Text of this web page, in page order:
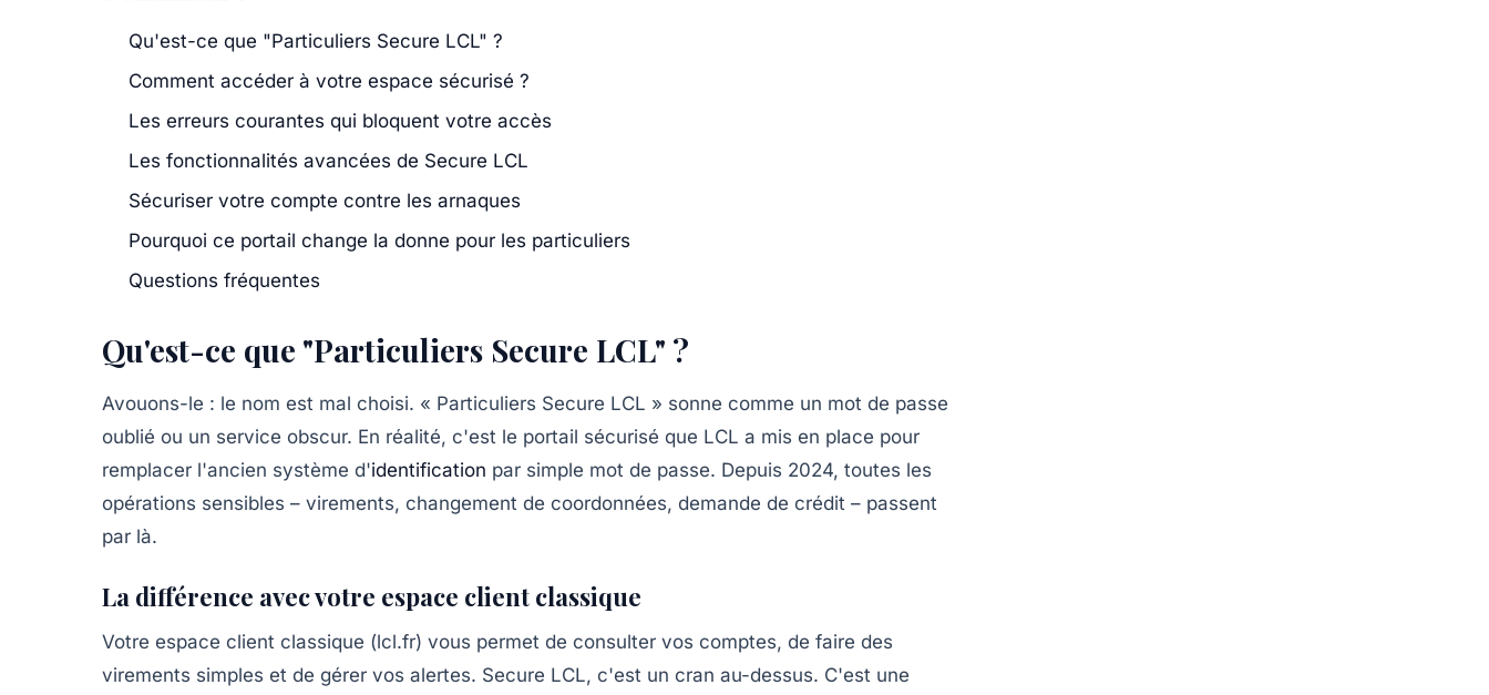
Qu'est-ce que "Particuliers Secure LCL" ?
Comment accéder à votre espace sécurisé ?
Les erreurs courantes qui bloquent votre accès
Les fonctionnalités avancées de Secure LCL
Sécuriser votre compte contre les arnaques
Pourquoi ce portail change la donne pour les particuliers
Questions fréquentes
Qu'est-ce que "Particuliers Secure LCL" ?
Avouons-le : le nom est mal choisi. « Particuliers Secure LCL » sonne comme un mot de passe
oublié ou un service obscur. En réalité, c'est le portail sécurisé que LCL a mis en place pour
remplacer l'ancien système d'identification par simple mot de passe. Depuis 2024, toutes les
opérations sensibles – virements, changement de coordonnées, demande de crédit – passent
par là.
La différence avec votre espace client classique
Votre espace client classique (lcl.fr) vous permet de consulter vos comptes, de faire des
virements simples et de gérer vos alertes. Secure LCL, c'est un cran au-dessus. C'est une